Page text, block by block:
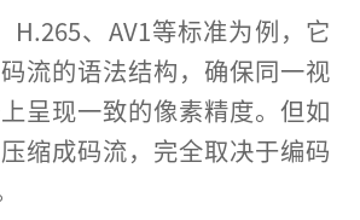
H.265、AV1等标准为例，它
流的语法结构，确保同一视
呈现一致的像素精度。但如
缩成码流，完全取决于编码